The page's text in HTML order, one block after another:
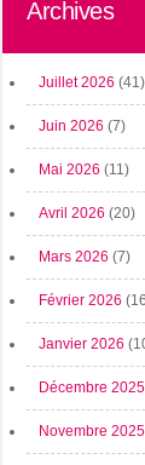
Archives
Juillet 2026 (41)
Juin 2026 (7)
Mai 2026 (11)
Avril 2026 (20)
Mars 2026 (7)
Février 2026
Janvier 2026
Décembre 2025
Novembre 2025